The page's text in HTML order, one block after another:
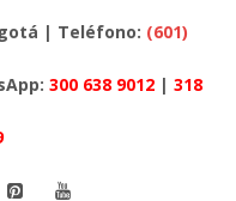
| Teléfono: (601)
300 638 9012 | 318